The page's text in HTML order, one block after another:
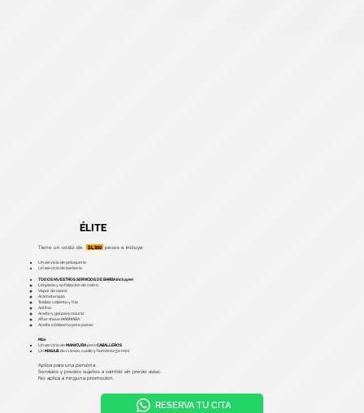
ÉLITE
Tiene un costo de $1,500 pesos e incluye:
Un servicio de peluquería
Un servicio de barbería
TODOS NUESTROS SERVICIOS DE BARBA incluyen
Limpieza y exfoliación de rostro
Vapor de ozono
Aromaterapia
Toallas: caliente y fría
Antifaz
Aceite y gel para rasurar
After shave MÁRMARA
Aceite o bálsamo para peinar
Más
Un servicio deMANICURAparaCABALLEROS
UnMASAJEde cráneo, cuello y hombros (30 min)
Aplica para una persona.
Servicios y precios sujetos a cambio sin previo aviso.
No aplica a ninguna promoción.
RESERVA TU CITA